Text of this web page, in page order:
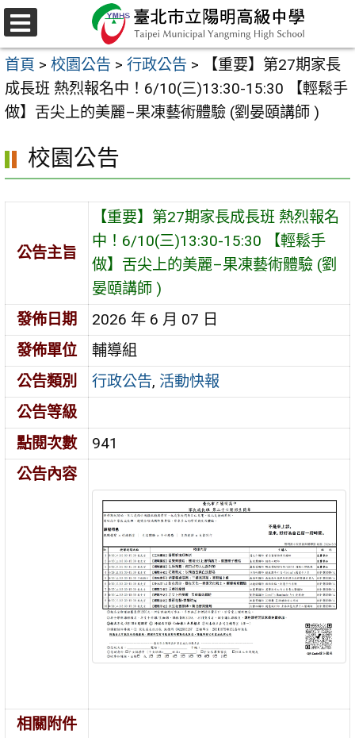
跳
至
主
要
內
區
選
單
首頁 > 校園公告 > 行政公告 >
【重要】第27期家長
成長班 熱烈報名中！6/10(三)13:30-15:30 【輕鬆手
做】舌尖上的美麗–果凍藝術體驗 (劉晏頤講師 )
校園公告
公告主旨
【重要】第27期家長成長班 熱烈報名
中！6/10(三)13:30-15:30 【輕鬆手
做】舌尖上的美麗–果凍藝術體驗 (劉
晏頤講師 )
發佈日期
2026 年 6 月 07 日
發佈單位
輔導組
公告類別
行政公告, 活動快報
公告等級
點閱次數
941
公告內容
相關附件